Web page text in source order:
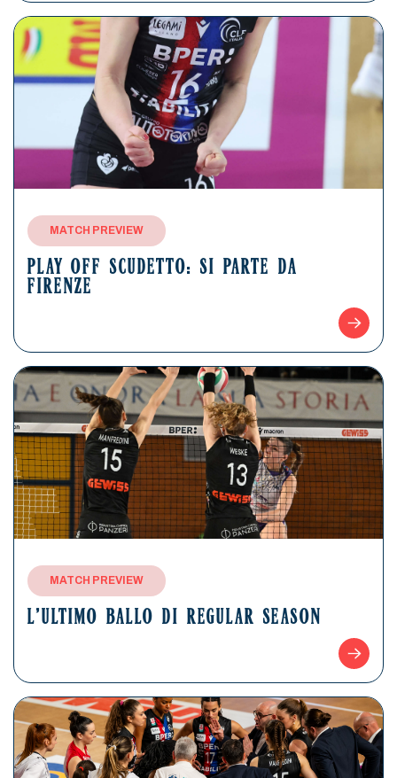
MATCH PREVIEW
PLAY OFF SCUDETTO: SI PARTE DA
FIRENZE
MATCH PREVIEW
L’ULTIMO BALLO DI REGULAR SEASON